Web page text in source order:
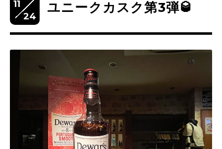
11
24
ユニークカスク第3弾🥃